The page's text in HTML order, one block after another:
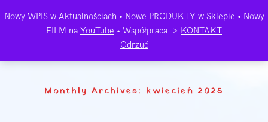
Monthly Archives: kwiecień 2025
Nowy WPIS w Aktualnościach • Nowe PRODUKTY w Sklepie • Nowy
FILM na YouTube • Współpraca -> KONTAKT
Odrzuć